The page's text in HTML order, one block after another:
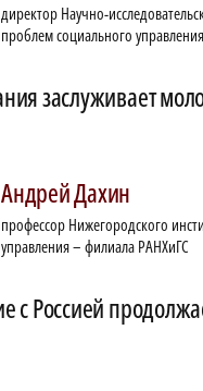
директор Научно-
проблем социального управления
заслуживает
АндрейДахин
профессор Нижегородского
управления – филиала РАНХиГС
с Россией